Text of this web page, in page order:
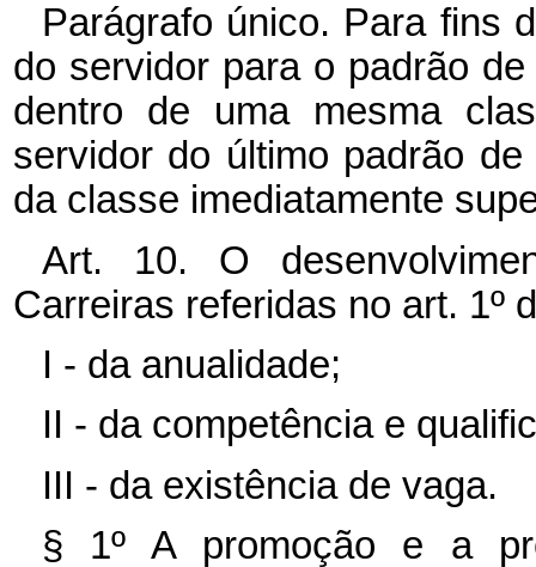
Parágrafo único. Para fins
do servidor para o padrão
dentro de uma mesma
servidor do último padrão
da classe imediatamente
Art. 10. O
Carreiras referidas no art. 1º
I - da anualidade;
II - da competência e
III - da existência de vaga.
§ 1º A promoção e a